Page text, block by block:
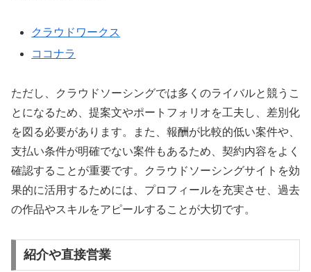
クラウドワークス
ココナラ
ただし、クラウドソーシングでは多くのライバルと競うこ
とになるため、提案文やポートフォリオを工夫し、差別化
を図る必要があります。また、報酬が比較的低い案件や、
支払い条件が明確でない案件もあるため、契約内容をよく
確認することが重要です。クラウドソーシングサイトを効
果的に活用するためには、プロフィールを充実させ、過去
の作品やスキルをアピールすることが大切です。
紹介や直接営業